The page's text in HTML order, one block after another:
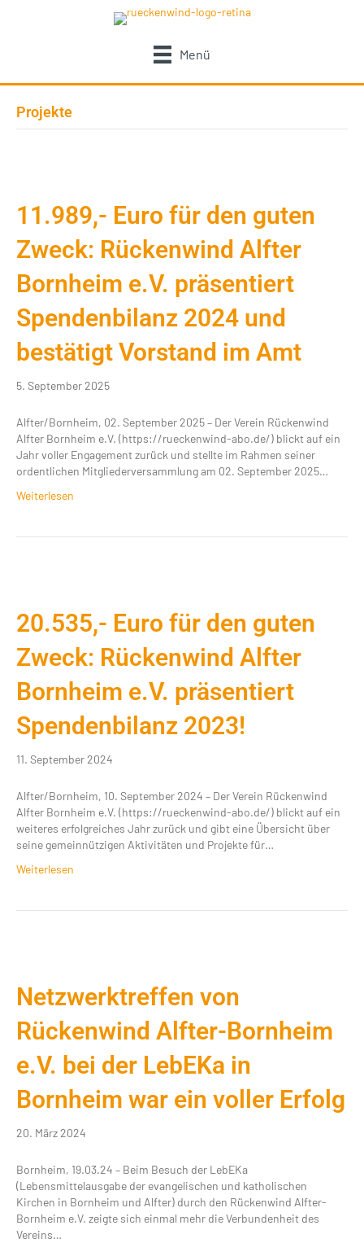
Menü
Projekte
11.989,- Euro für den guten
Zweck: Rückenwind Alfter
Bornheim e.V. präsentiert
Spendenbilanz 2024 und
bestätigt Vorstand im Amt
5. September 2025
Alfter/Bornheim, 02. September 2025 – Der Verein Rückenwind
Alfter Bornheim e.V. (https://rueckenwind-abo.de/) blickt auf ein
Jahr voller Engagement zurück und stellte im Rahmen seiner
ordentlichen Mitgliederversammlung am 02. September 2025…
Weiterlesen
20.535,- Euro für den guten
Zweck: Rückenwind Alfter
Bornheim e.V. präsentiert
Spendenbilanz 2023!
11. September 2024
Alfter/Bornheim, 10. September 2024 – Der Verein Rückenwind
Alfter Bornheim e.V. (https://rueckenwind-abo.de/) blickt auf ein
weiteres erfolgreiches Jahr zurück und gibt eine Übersicht über
seine gemeinnützigen Aktivitäten und Projekte für…
Weiterlesen
Netzwerktreffen von
Rückenwind Alfter-Bornheim
e.V. bei der LebEKa in
Bornheim war ein voller Erfolg
20. März 2024
Bornheim, 19.03.24 – Beim Besuch der LebEKa
(Lebensmittelausgabe der evangelischen und katholischen
Kirchen in Bornheim und Alfter) durch den Rückenwind Alfter-
Bornheim e.V. zeigte sich einmal mehr die Verbundenheit des
Vereins…